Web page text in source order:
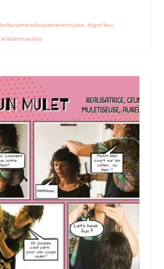
beltanemicrobrasserierennaise, bigre!lieu,
lesbieronautes